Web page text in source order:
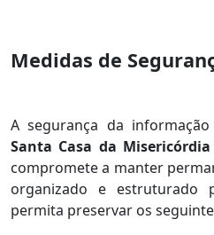
Medidas de
A segurança da
Santa Casa da
compromete a manter
organizado e
permita preservar os